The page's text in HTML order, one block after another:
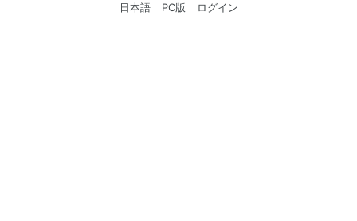
日本語 PC版 ログイン